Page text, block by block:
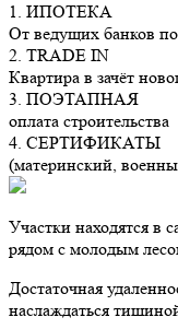
1. ИПОТЕКА
От ведущих банков
2. TRADE IN
Квартира в зачёт
3. ПОЭТАПНАЯ
оплата строительства
4. СЕРТИФИКАТЫ
(материнский,
Участки находятся в
рядом с молодым
Достаточная
наслаждаться